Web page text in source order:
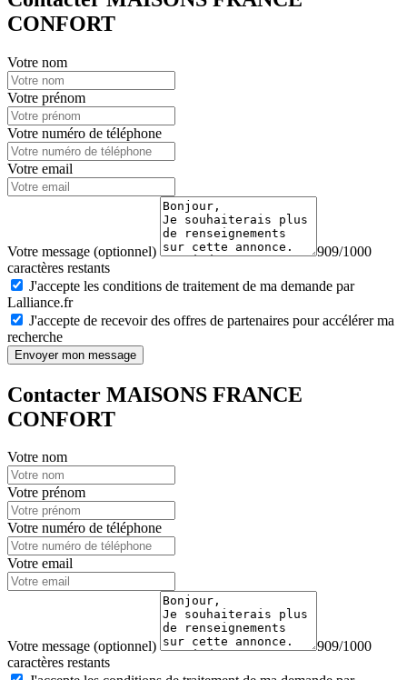
CONFORT
Votre nom
Votre prénom
Votre numéro de téléphone
Votre email
Votre message (optionnel)
909/1000
caractères restants
J'accepte les conditions de traitement de ma demande par
Lalliance.fr
J'accepte de recevoir des offres de partenaires pour accélérer ma
recherche
Envoyer mon message
Contacter MAISONS FRANCE
CONFORT
Votre nom
Votre prénom
Votre numéro de téléphone
Votre email
Votre message (optionnel)
909/1000
caractères restants